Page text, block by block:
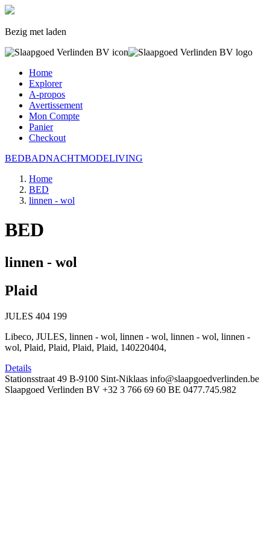
Bezig met laden
Home
Explorer
A-propos
Avertissement
Mon Compte
Panier
Checkout
BEDBADNACHTMODELIVING
Home
BED
linnen - wol
BED
linnen - wol
Plaid
JULES 404 199
Libeco, JULES, linnen - wol, linnen - wol, linnen - wol, linnen -
wol, Plaid, Plaid, Plaid, Plaid, 140220404,
Details
Stationsstraat 49 B-9100 Sint-Niklaas info@slaapgoedverlinden.be
Slaapgoed Verlinden BV +32 3 766 69 60 BE 0477.745.982